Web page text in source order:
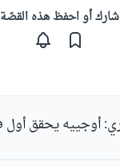
شارك أو احفظ هذه القصّة